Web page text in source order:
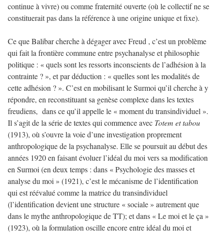
continue à vivre) ou comme fraternité ouverte (où le collectif ne se
constituerait pas dans la référence à une origine unique et fixe).
Ce que Balibar cherche à dégager avec Freud , c’est un problème
qui fait la frontière commune entre psychanalyse et philosophie
politique : « quels sont les ressorts inconscients de l’adhésion à la
contrainte ? », et par déduction : « quelles sont les modalités de
cette adhésion ? ». C’est en mobilisant le Surmoi qu’il cherche à y
répondre, en reconstituant sa genèse complexe dans les textes
freudiens, dans ce qu’il appelle le « moment du transindividuel ».
Il s’agit de la série de textes qui commence avec Totem et tabou
(1913), où s’ouvre la voie d’une investigation proprement
anthropologique de la psychanalyse. Elle se poursuit au début des
années 1920 en faisant évoluer l’idéal du moi vers sa modification
en Surmoi (en deux temps : dans « Psychologie des masses et
analyse du moi » (1921), c’est le mécanisme de l’identification
qui est réévalué comme la matrice du transindividuel
(l’identification devient une structure « sociale » autrement que
dans le mythe anthropologique de TT); et dans « Le moi et le ça »
(1923), où la formulation oscille encore entre idéal du moi et